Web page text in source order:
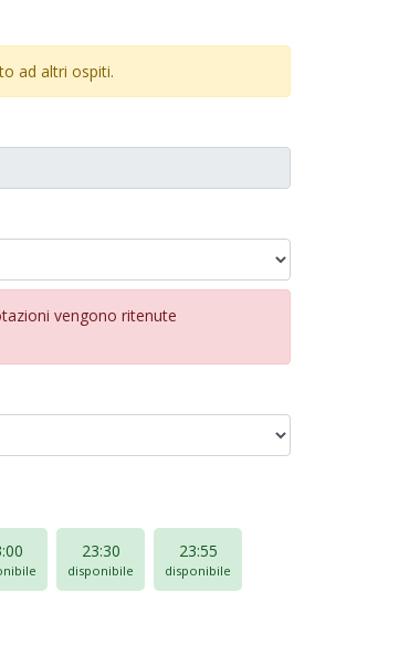
ad altri ospiti.
vengono ritenute
23:30
disponibile
23:55
disponibile